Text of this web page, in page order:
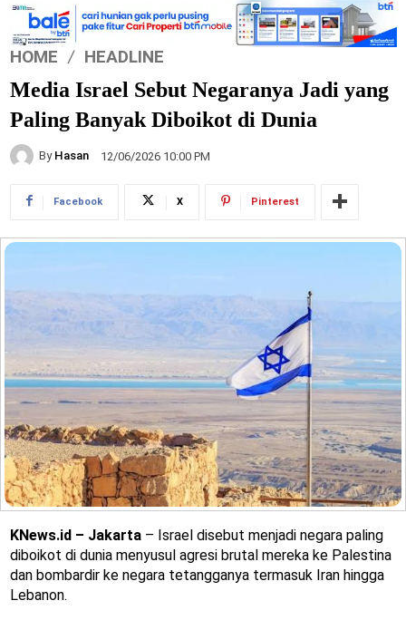
HOME HEADLINE
Media Israel Sebut Negaranya Jadi yang
Paling Banyak Diboikot di Dunia
By Hasan 12/06/2026 10:00 PM
Facebook X Pinterest
KNews.id – Jakarta – Israel disebut menjadi negara paling
diboikot di dunia menyusul agresi brutal mereka ke Palestina
dan bombardir ke negara tetangganya termasuk Iran hingga
Lebanon.